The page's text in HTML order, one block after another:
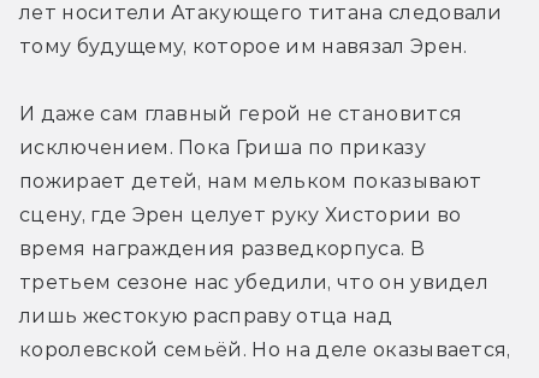
лет носители Атакующего титана следовали
тому будущему, которое им навязал Эрен.
И даже сам главный герой не становится
исключением. Пока Гриша по приказу
пожирает детей, нам мельком показывают
сцену, где Эрен целует руку Хистории во
время награждения разведкорпуса. В
третьем сезоне нас убедили, что он увидел
лишь жестокую расправу отца над
королевской семьёй. Но на деле оказывается,